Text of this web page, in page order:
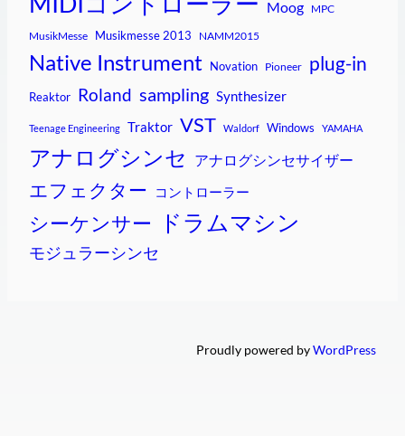
Moog MPC
MusikMesse Musikmesse 2013 NAMM2015
Native Instrument Novation Pioneer plug-in
Reaktor Roland sampling Synthesizer
Teenage Engineering Traktor VST Waldorf Windows YAMAHA
アナログシンセ アナログシンセサイザー
エフェクター コントローラー
シーケンサー ドラムマシン
モジュラーシンセ
Proudly powered byWordPress